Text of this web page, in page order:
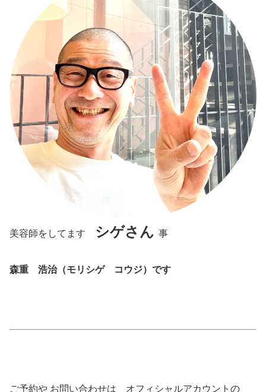
美容師をしてます シゲさん 事
森重 浩治（モリシゲ コウジ）です
ご予約や お問い合わせは オフィシャルアカウントの